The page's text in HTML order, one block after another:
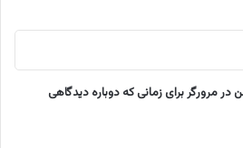
مرورگر برای زمانی که دوباره دیدگاهی